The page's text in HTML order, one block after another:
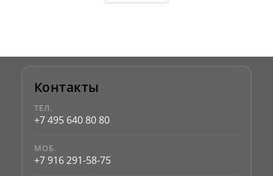
Контакты
ТЕЛ.
+7 495 640 80 80
МОБ.
+7 916 291-58-75